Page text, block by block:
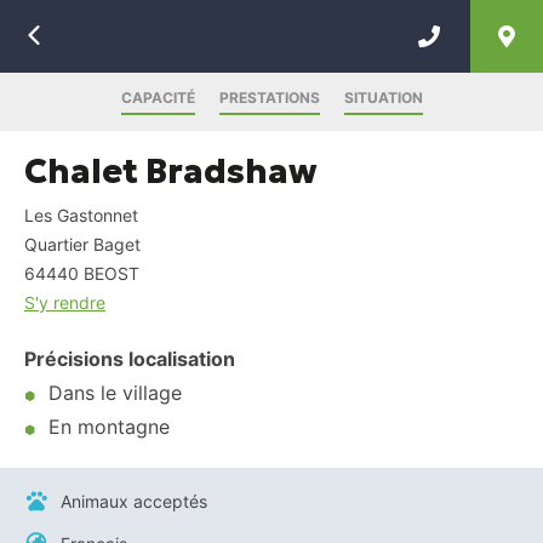
CAPACITÉ PRESTATIONS SITUATION
Chalet Bradshaw
Les Gastonnet
Quartier Baget
64440 BEOST
S'y rendre
Précisions localisation
Dans le village
En montagne
Animaux acceptés